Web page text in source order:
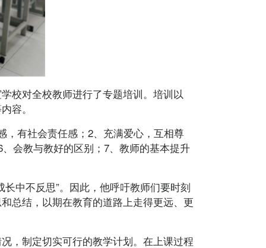
对全校教师进行了专题培训。培训以
容。
有社会责任感；2、充满爱心，互相尊
会教与教好的区别；7、教师的基本提升
中不反思”。因此，他呼吁教师们要时刻
总结，以期在教育的道路上走得更远、更
制定切实可行的教学计划。在上课过程